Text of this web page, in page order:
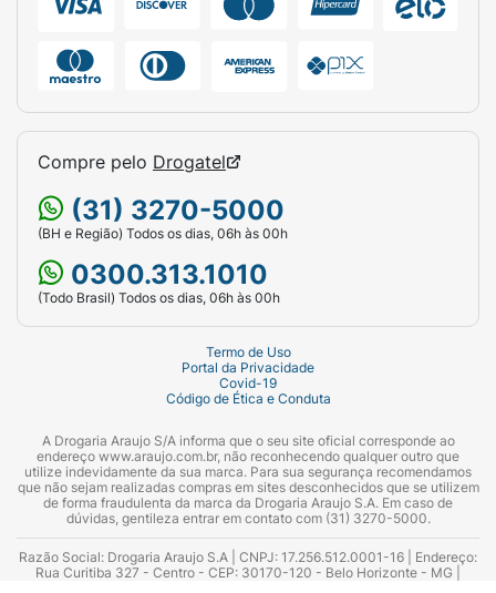
Compre pelo Drogatel
(31) 3270-5000
(BH e Região) Todos os dias, 06h às 00h
0300.313.1010
(Todo Brasil) Todos os dias, 06h às 00h
Termo de Uso
Portal da Privacidade
Covid-19
Código de Ética e Conduta
A Drogaria Araujo S/A informa que o seu site oficial corresponde ao
endereço www.araujo.com.br, não reconhecendo qualquer outro que
utilize indevidamente da sua marca. Para sua segurança recomendamos
que não sejam realizadas compras em sites desconhecidos que se utilizem
de forma fraudulenta da marca da Drogaria Araujo S.A. Em caso de
dúvidas, gentileza entrar em contato com (31) 3270-5000.
Razão Social: Drogaria Araujo S.A | CNPJ: 17.256.512.0001-16 | Endereço:
Rua Curitiba 327 - Centro - CEP: 30170-120 - Belo Horizonte - MG |